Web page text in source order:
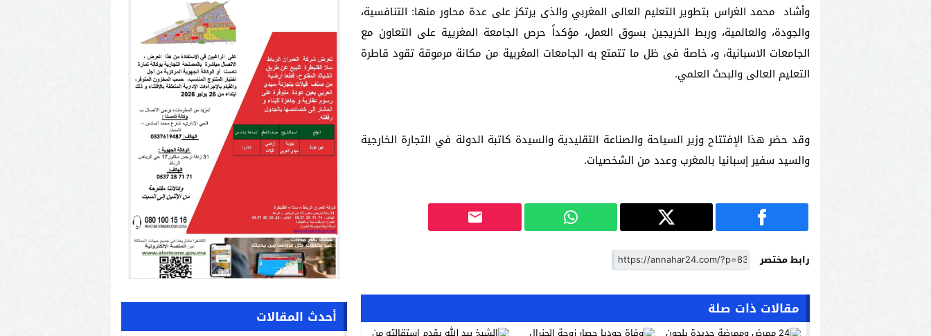
وأشاد محمد الغراس بتطوير التعليم العالى المغربي والذى يرتكز على عدة محاور منها: التنافسية،
والجودة، والعالمية، وربط الخريجين بسوق العمل، مؤكداً حرص الجامعة المغريية على التعاون مع
الجامعات الاسبانية، و، خاصة فى ظل ما تتمتع به الجامعات المغربية من مكانة مرموقة تقود قاطرة
التعليم العالى والبحث العلمي.
وقد حضر هذا الإفتتاح وزير السياحة والصناعة التقليدية والسيدة كاتبة الدولة في التجارة الخارجية
والسيد سفير إسبانيا بالمغرب وعدد من الشخصيات.
رابط مختصر
مقالات ذات صلة أحدث المقالات